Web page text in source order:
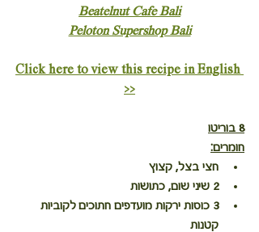
Beatelnut Cafe Bali
Peloton Supershop Bali
Click here to view this recipe in English
>>
8 בוריטו
חומרים:
חצי בצל, קצוץ
2 שיני שום, כתושות
3 כוסות ירקות מועדפים חתוכים לקוביות
קטנות